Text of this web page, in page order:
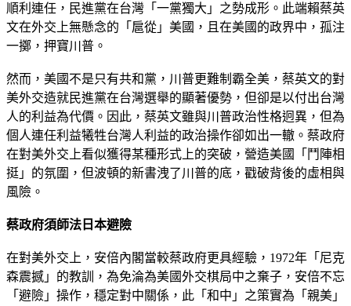
順利連任，民進黨在台灣「一黨獨大」之勢成形。此端賴蔡英
文在外交上無懸念的「扈從」美國，且在美國的政界中，孤注
一擲，押寶川普。
然而，美國不是只有共和黨，川普更難制霸全美，蔡英文的對
美外交造就民進黨在台灣選舉的顯著優勢，但卻是以付出台灣
人的利益為代價。因此，蔡英文雖與川普政治性格迥異，但為
個人連任利益犧牲台灣人利益的政治操作卻如出一轍。蔡政府
在對美外交上看似獲得某種形式上的突破，營造美國「鬥陣相
挺」的氛圍，但波頓的新書洩了川普的底，戳破背後的虛相與
風險。
蔡政府須師法日本避險
在對美外交上，安倍內閣當較蔡政府更具經驗，1972年「尼克
森震撼」的教訓，為免淪為美國外交棋局中之棄子，安倍不忘
「避險」操作，穩定對中關係，此「和中」之策實為「親美」